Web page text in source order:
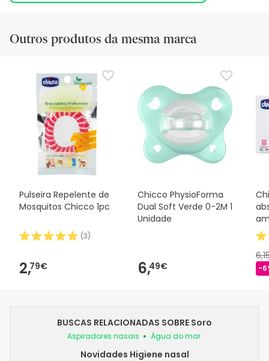
Outros produtos da mesma marca
Pulseira Repelente de
Mosquitos Chicco 1pc
(3)
2,79€
Chicco PhysioForma
Dual Soft Verde 0-2M 1
Unidade
6,49€ -
BUSCAS RELACIONADAS SOBRE Soro
Aspiradores nasais Água do mar
Novidades Higiene nasal